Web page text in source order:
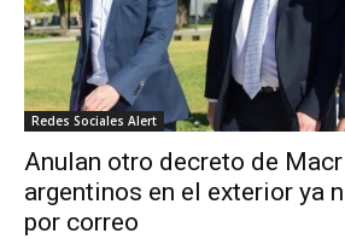
Redes Sociales Alert
Anulan otro decreto de
argentinos en el exterior ya
por correo